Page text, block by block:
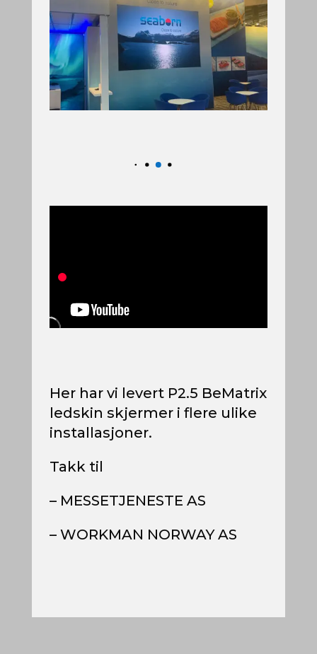
Her har vi levert P2.5 BeMatrix
ledskin skjermer i flere ulike
installasjoner.
Takk til
– MESSETJENESTE AS
– WORKMAN NORWAY AS